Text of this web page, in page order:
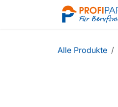
Zum Inhalt springen
Alle Produkte